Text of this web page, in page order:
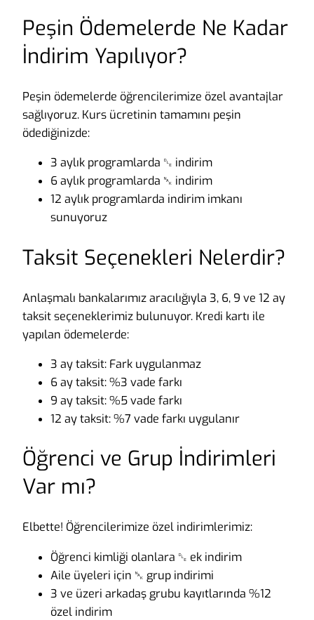
Peşin Ödemelerde Ne Kadar
İndirim Yapılıyor?
Peşin ödemelerde öğrencilerimize özel avantajlar
sağlıyoruz. Kurs ücretinin tamamını peşin
ödediğinizde:
3 aylık programlarda ␐ indirim
6 aylık programlarda ␕ indirim
12 aylık programlarda indirim imkanı
sunuyoruz
Taksit Seçenekleri Nelerdir?
Anlaşmalı bankalarımız aracılığıyla 3, 6, 9 ve 12 ay
taksit seçeneklerimiz bulunuyor. Kredi kartı ile
yapılan ödemelerde:
3 ay taksit: Fark uygulanmaz
6 ay taksit: %3 vade farkı
9 ay taksit: %5 vade farkı
12 ay taksit: %7 vade farkı uygulanır
Öğrenci ve Grup İndirimleri
Var mı?
Elbette! Öğrencilerimize özel indirimlerimiz:
Öğrenci kimliği olanlara ␐ ek indirim
Aile üyeleri için ␕ grup indirimi
3 ve üzeri arkadaş grubu kayıtlarında %12
özel indirim